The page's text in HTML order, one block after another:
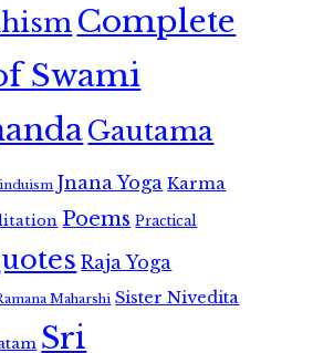
Complete
Swami
Gautama
Jnana Yoga Karma
Poems Practical
Raja Yoga
Maharshi Sister Nivedita
Sri